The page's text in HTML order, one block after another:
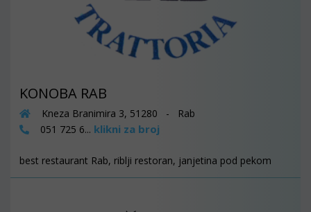
KONOBA RAB
Kneza Branimira 3, 51280 - Rab
051 725 6... klikni za broj
best restaurant Rab, riblji restoran, janjetina pod pekom